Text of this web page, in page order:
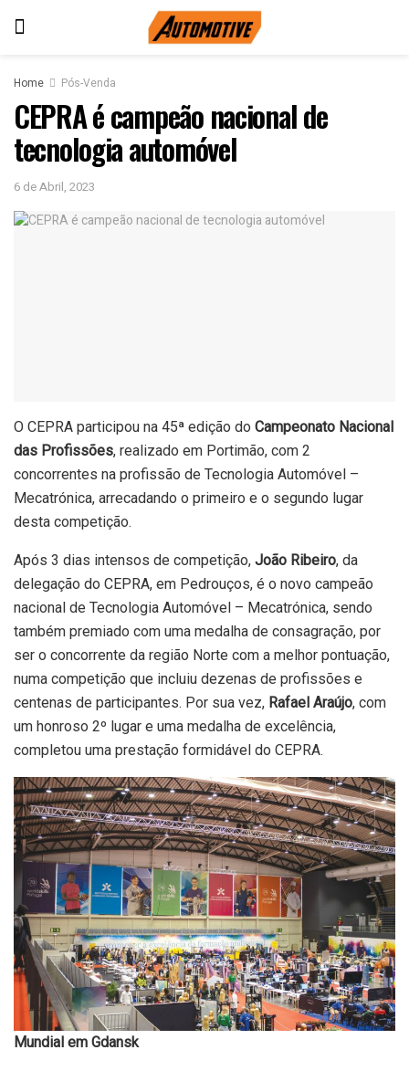
Home Pós-Venda
CEPRA é campeão nacional de
tecnologia automóvel
6 de Abril, 2023
O CEPRA participou na 45ª edição do Campeonato Nacional
das Profissões, realizado em Portimão, com 2
concorrentes na profissão de Tecnologia Automóvel –
Mecatrónica, arrecadando o primeiro e o segundo lugar
desta competição.
Após 3 dias intensos de competição, João Ribeiro, da
delegação do CEPRA, em Pedrouços, é o novo campeão
nacional de Tecnologia Automóvel – Mecatrónica, sendo
também premiado com uma medalha de consagração, por
ser o concorrente da região Norte com a melhor pontuação,
numa competição que incluiu dezenas de profissões e
centenas de participantes. Por sua vez, Rafael Araújo, com
um honroso 2º lugar e uma medalha de excelência,
completou uma prestação formidável do CEPRA.
Mundial em Gdansk